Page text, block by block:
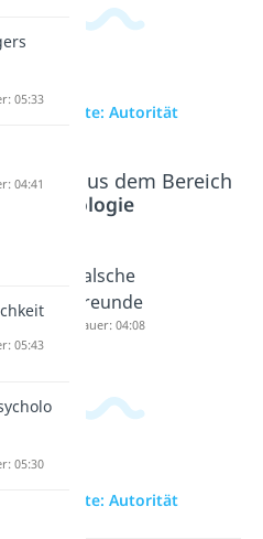
zur Videoseite: Autorität
Inhalte aus dem Bereich
Psychologie
Falsche
Freunde
Dauer: 04:08
zur Videoseite: Autorität
05:33
04:41
05:43
05:30